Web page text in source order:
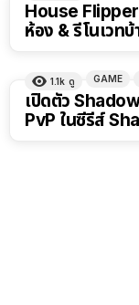
House
ห้อง & รีโนเวท
1.1k ดู GAME
เปิดตัว
PvP ในซีรีส์